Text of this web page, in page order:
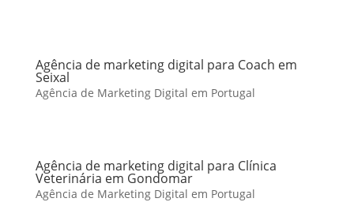
Agência de marketing digital para Coach em
Seixal
Agência de Marketing Digital em Portugal
Agência de marketing digital para Clínica
Veterinária em Gondomar
Agência de Marketing Digital em Portugal